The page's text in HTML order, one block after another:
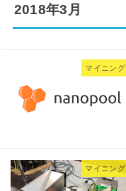
2018年3月
マイニング
マイニング